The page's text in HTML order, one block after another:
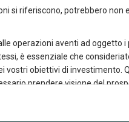
e
si riferiscono, potrebbero
operazioni aventi ad
è essenziale che
vostri obiettivi di
prendere visione del
di un consulente finanziario di
sul fatto che le performance